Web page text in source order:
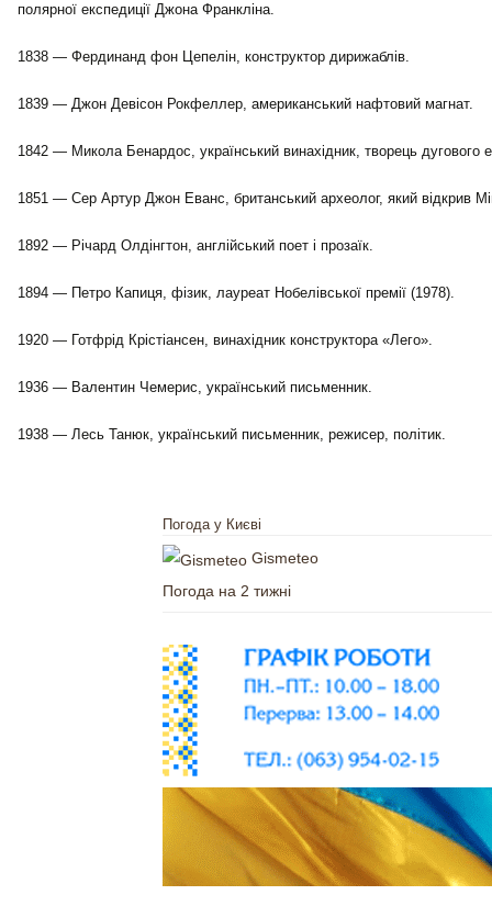
полярної експедиції Джона Франкліна.
1838 — Фердинанд фон Цепелін, конструктор дирижаблів.
1839 — Джон Девісон Рокфеллер, американський нафтовий магнат.
1842 — Микола Бенардос, український винахідник, творець дугового
1851 — Сер Артур Джон Еванс, британський археолог, який відкрив
1892 — Річард Олдінгтон, англійський поет і прозаїк.
1894 — Петро Капиця, фізик, лауреат Нобелівської премії (1978).
1920 — Готфрід Крістіансен, винахідник конструктора «Лего».
1936 — Валентин Чемерис, український письменник.
1938 — Лесь Танюк, український письменник, режисер, політик.
Погода у Києві
Gismeteo
Погода на 2 тижні